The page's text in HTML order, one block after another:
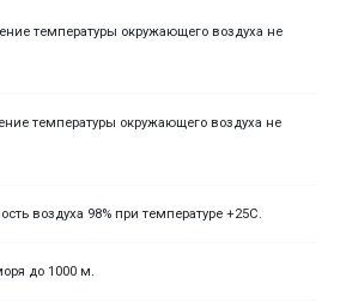
температуры окружающего воздуха не
температуры окружающего воздуха не
воздуха 98% при температуре +25С.
до 1000 м.